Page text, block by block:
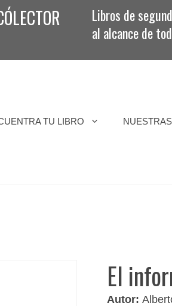
Libros de
al alcance de
TU LIBRO
El
Autor: